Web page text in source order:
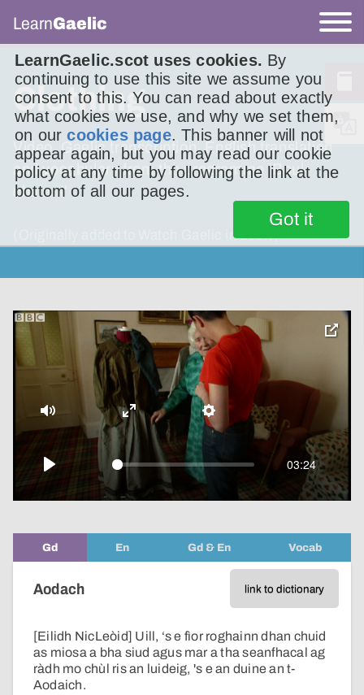
LearnGaelic.scot uses cookies. By
continuing to use this site we assume you
consent to this. You can read about exactly
what cookies we use, and why we set them,
on ourcookies page. This banner will not
appear again, but you may read our cookie
policy at any time by following the link at the
bottom of all our pages.
Got it
LearnGaelic
Clothing
Video, Gaelic transcription, English translation
and vocabulary from the programme 'Beul-
chainnt'
(Originally added to Watch Gaelic in 2017.)
Play
03:24
Mute Settings
Enter
fullscreen
toggle
Gd En Gd & En Vocab
link to dictionary
Aodach
[Eilidh NicLeòid] Uill, ‘s e fìor roghainn dhan chuid
as miosa a bha siud agus mar a tha seanfhacal ag
ràdh mo chùl ris an luideig, 's e an duine an t-
Aodaich.